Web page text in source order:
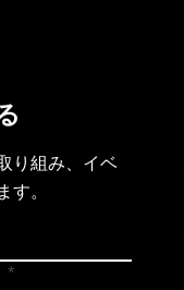
り組み、イベ
。